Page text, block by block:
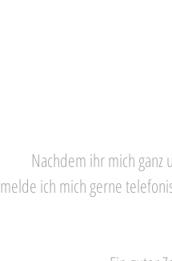
Nachdem ihr mich
melde ich mich gerne